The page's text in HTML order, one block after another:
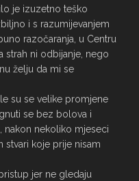
je izuzetno teško
i s razumijevanjem
razočaranja, u Centru
strah ni odbijanje, nego
želju da mi se
su se velike promjene
se bez bolova i
nakon nekoliko mjeseci
stvari koje prije nisam
jer ne gledaju